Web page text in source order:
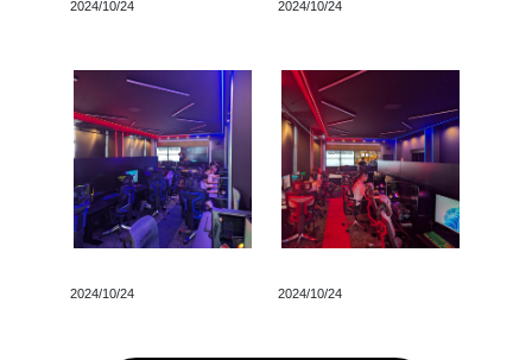
2024/10/24 2024/10/24
2024/10/24 2024/10/24